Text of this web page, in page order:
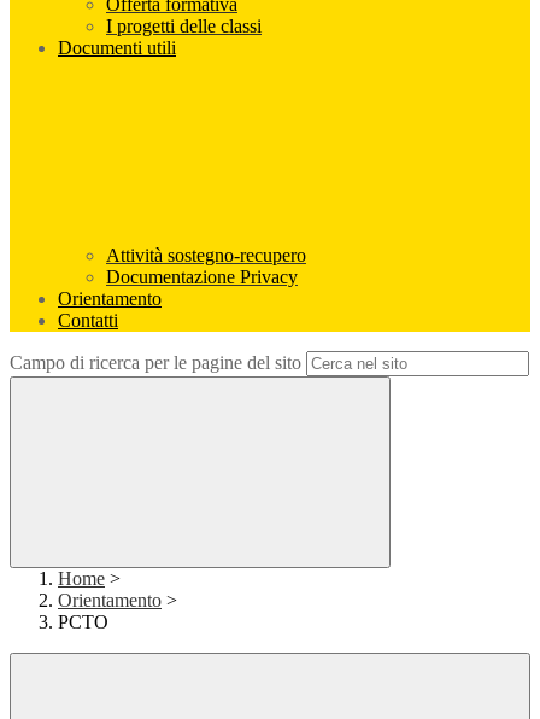
Offerta formativa
I progetti delle classi
Documenti utili
Attività sostegno-recupero
Documentazione Privacy
Orientamento
Contatti
Campo di ricerca per le pagine del sito
Home >
Orientamento >
PCTO